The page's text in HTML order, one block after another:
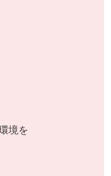
境を